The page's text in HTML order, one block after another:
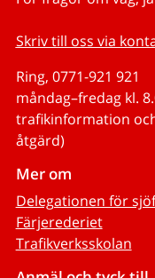
Skriv till oss via
Ring, 0771-921 921
måndag–fredag kl.
trafikinformation
åtgärd)
Mer om
Delegationen för
Färjerederiet
Trafikverksskolan